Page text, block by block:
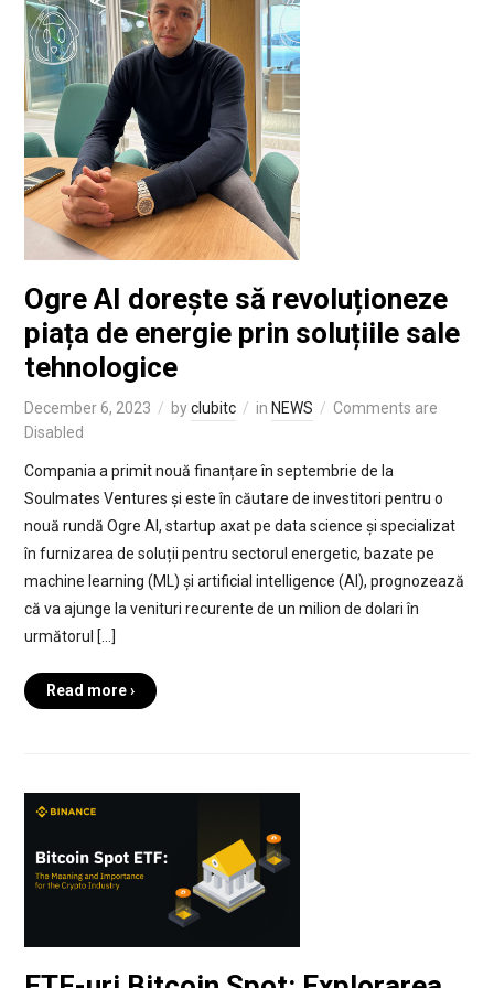
Ogre AI dorește să revoluționeze
piața de energie prin soluțiile sale
tehnologice
December 6, 2023 byclubitc in NEWS
Comments are
Disabled
Compania a primit nouă finanțare în septembrie de la
Soulmates Ventures și este în căutare de investitori pentru o
nouă rundă Ogre AI, startup axat pe data science și specializat
în furnizarea de soluții pentru sectorul energetic, bazate pe
machine learning (ML) și artificial intelligence (AI), prognozează
că va ajunge la venituri recurente de un milion de dolari în
următorul […]
Read more ›